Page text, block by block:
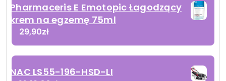
Pharmaceris E Emotopic Łagodzący
krem na egzemę 75ml
29,90zł
NAC LS55-196-HSD-LI